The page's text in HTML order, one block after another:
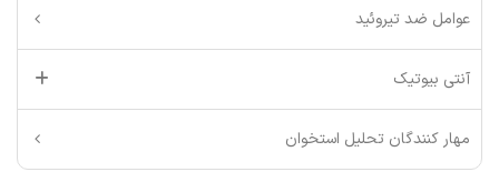
عوامل ضد تیروئید
آنتی بیوتیک
مهار کنندگان تحلیل استخوان